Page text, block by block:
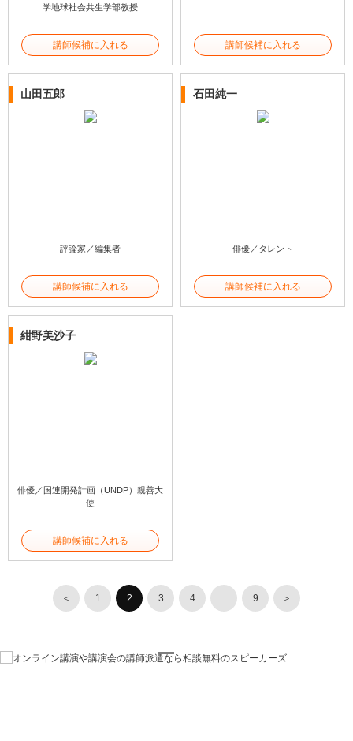
学地球社会共生学部教授
講師候補に入れる 講師候補に入れる
山田五郎
評論家／編集者
講師候補に入れる
石田純一
俳優／タレント
講師候補に入れる
紺野美沙子
俳優／国連開発計画（UNDP）親善大
使
講師候補に入れる
＜ 1 2 3 4 9 ＞